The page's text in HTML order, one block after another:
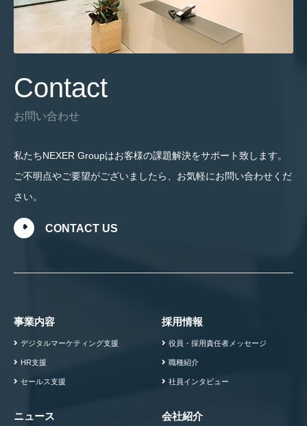
Contact
お問い合わせ
私たちNEXER Groupはお客様の課題解決をサポート致します。
ご不明点やご要望がございましたら、お気軽にお問い合わせくだ
さい。
CONTACT US
事業内容
デジタルマーケティング支援
HR支援
セールス支援
採用情報
役員・採用責任者メッセージ
職種紹介
社員インタビュー
ニュース 会社紹介